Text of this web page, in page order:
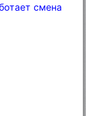
смена